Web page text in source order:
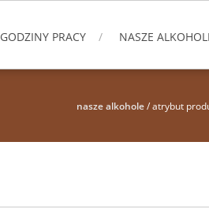
GODZINY PRACY NASZE
nasze alkohole/ atrybut